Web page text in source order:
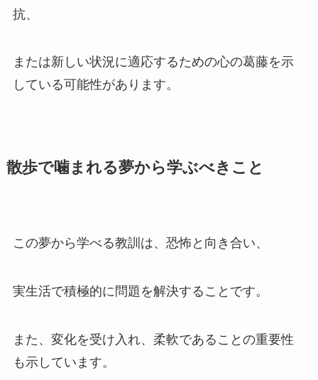
抗、
または新しい状況に適応するための心の葛藤を示
している可能性があります。
散歩で噛まれる夢から学ぶべきこと
この夢から学べる教訓は、恐怖と向き合い、
実生活で積極的に問題を解決することです。
また、変化を受け入れ、柔軟であることの重要性
も示しています。